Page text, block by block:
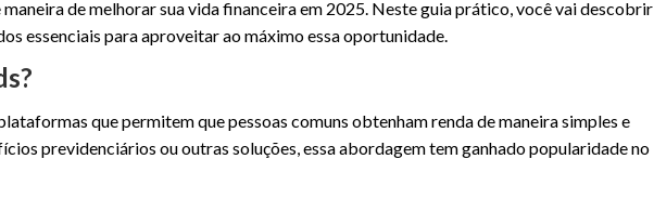
de melhorar sua vida financeira em 2025. Neste guia prático, você vai descobrir
essenciais para aproveitar ao máximo essa oportunidade.
que permitem que pessoas comuns obtenham renda de maneira simples e
previdenciários ou outras soluções, essa abordagem tem ganhado popularidade no